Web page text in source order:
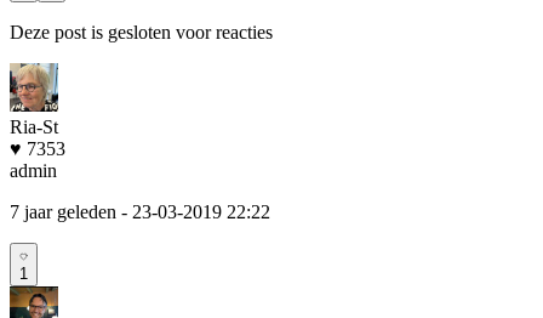
Deze post is gesloten voor reacties
Ria-St
♥ 7353
admin
7 jaar geleden - 23-03-2019 22:22
1